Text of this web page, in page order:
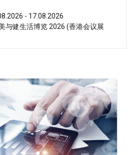
- 17.08.2026
与健生活博览 2026 (香港会议展
食商贸博览 2026 (香港会议展览
- 15.08.2026
港国际茶展 2026 (香港会议展览
- 17.08.2026
电‧家居‧博览 2026 (香港会议展